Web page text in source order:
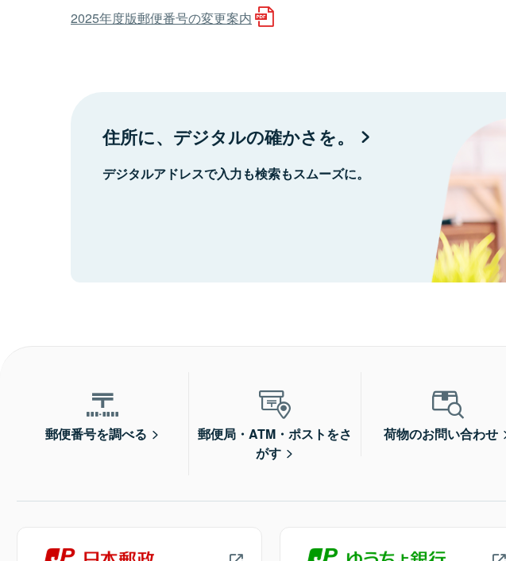
2025年度版郵便番号の変更案内
住所に、デジタルの確かさを。
デジタルアドレスで入力も検索もスムーズに。
郵便番号を調べる
郵便局・ATM・ポストをさ
がす
荷物のお問い合わせ